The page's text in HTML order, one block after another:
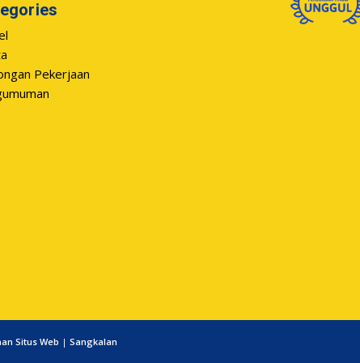
Pekerjaan
Situs Web |Sangkalan